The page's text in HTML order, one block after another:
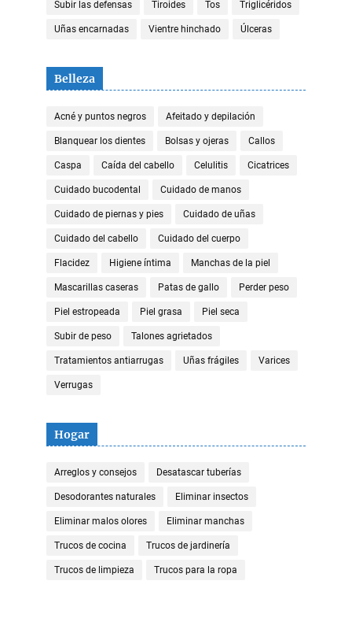
Subir las defensas Tiroides Tos Triglicéridos
Uñas encarnadas Vientre hinchado Úlceras
Belleza
Acné y puntos negros Afeitado y depilación
Blanquear los dientes Bolsas y ojeras Callos
Caspa Caída del cabello Celulitis Cicatrices
Cuidado bucodental Cuidado de manos
Cuidado de piernas y pies Cuidado de uñas
Cuidado del cabello Cuidado del cuerpo
Flacidez Higiene íntima Manchas de la piel
Mascarillas caseras Patas de gallo Perder peso
Piel estropeada Piel grasa Piel seca
Subir de peso Talones agrietados
Tratamientos antiarrugas Uñas frágiles Varices
Verrugas
Hogar
Arreglos y consejos Desatascar tuberías
Desodorantes naturales Eliminar insectos
Eliminar malos olores Eliminar manchas
Trucos de cocina Trucos de jardinería
Trucos de limpieza Trucos para la ropa